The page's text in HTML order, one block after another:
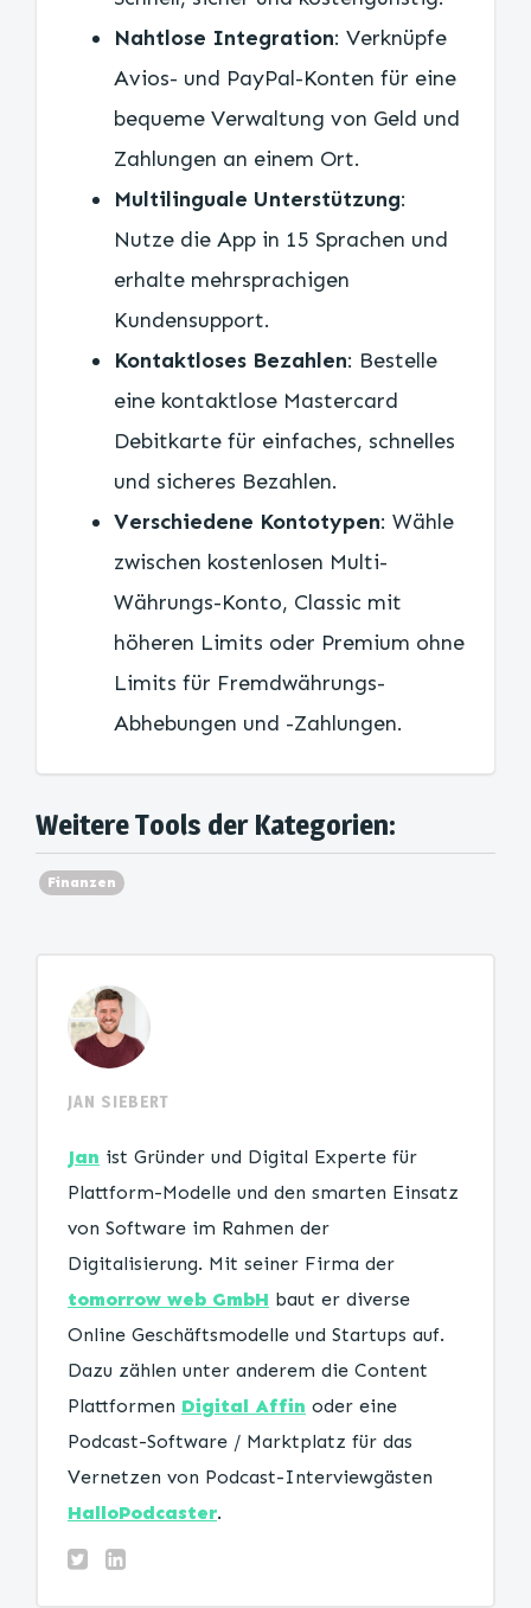
Nahtlose Integration: Verknüpfe
Avios- und PayPal-Konten für eine
bequeme Verwaltung von Geld und
Zahlungen an einem Ort.
Multilinguale Unterstützung:
Nutze die App in 15 Sprachen und
erhalte mehrsprachigen
Kundensupport.
Kontaktloses Bezahlen: Bestelle
eine kontaktlose Mastercard
Debitkarte für einfaches, schnelles
und sicheres Bezahlen.
Verschiedene Kontotypen: Wähle
zwischen kostenlosen Multi-
Währungs-Konto, Classic mit
höheren Limits oder Premium ohne
Limits für Fremdwährungs-
Abhebungen und -Zahlungen.
Weitere Tools der Kategorien:
Finanzen
JAN SIEBERT
Jan ist Gründer und Digital Experte für
Plattform-Modelle und den smarten Einsatz
von Software im Rahmen der
Digitalisierung. Mit seiner Firma der
tomorrow web GmbH baut er diverse
Online Geschäftsmodelle und Startups auf.
Dazu zählen unter anderem die Content
Plattformen Digital Affin oder eine
Podcast-Software / Marktplatz für das
Vernetzen von Podcast-Interviewgästen
HalloPodcaster.